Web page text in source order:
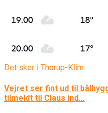
Det sker i Thorup-Klim
Vejret ser fint ud til
tilmeldt til Claus ind…